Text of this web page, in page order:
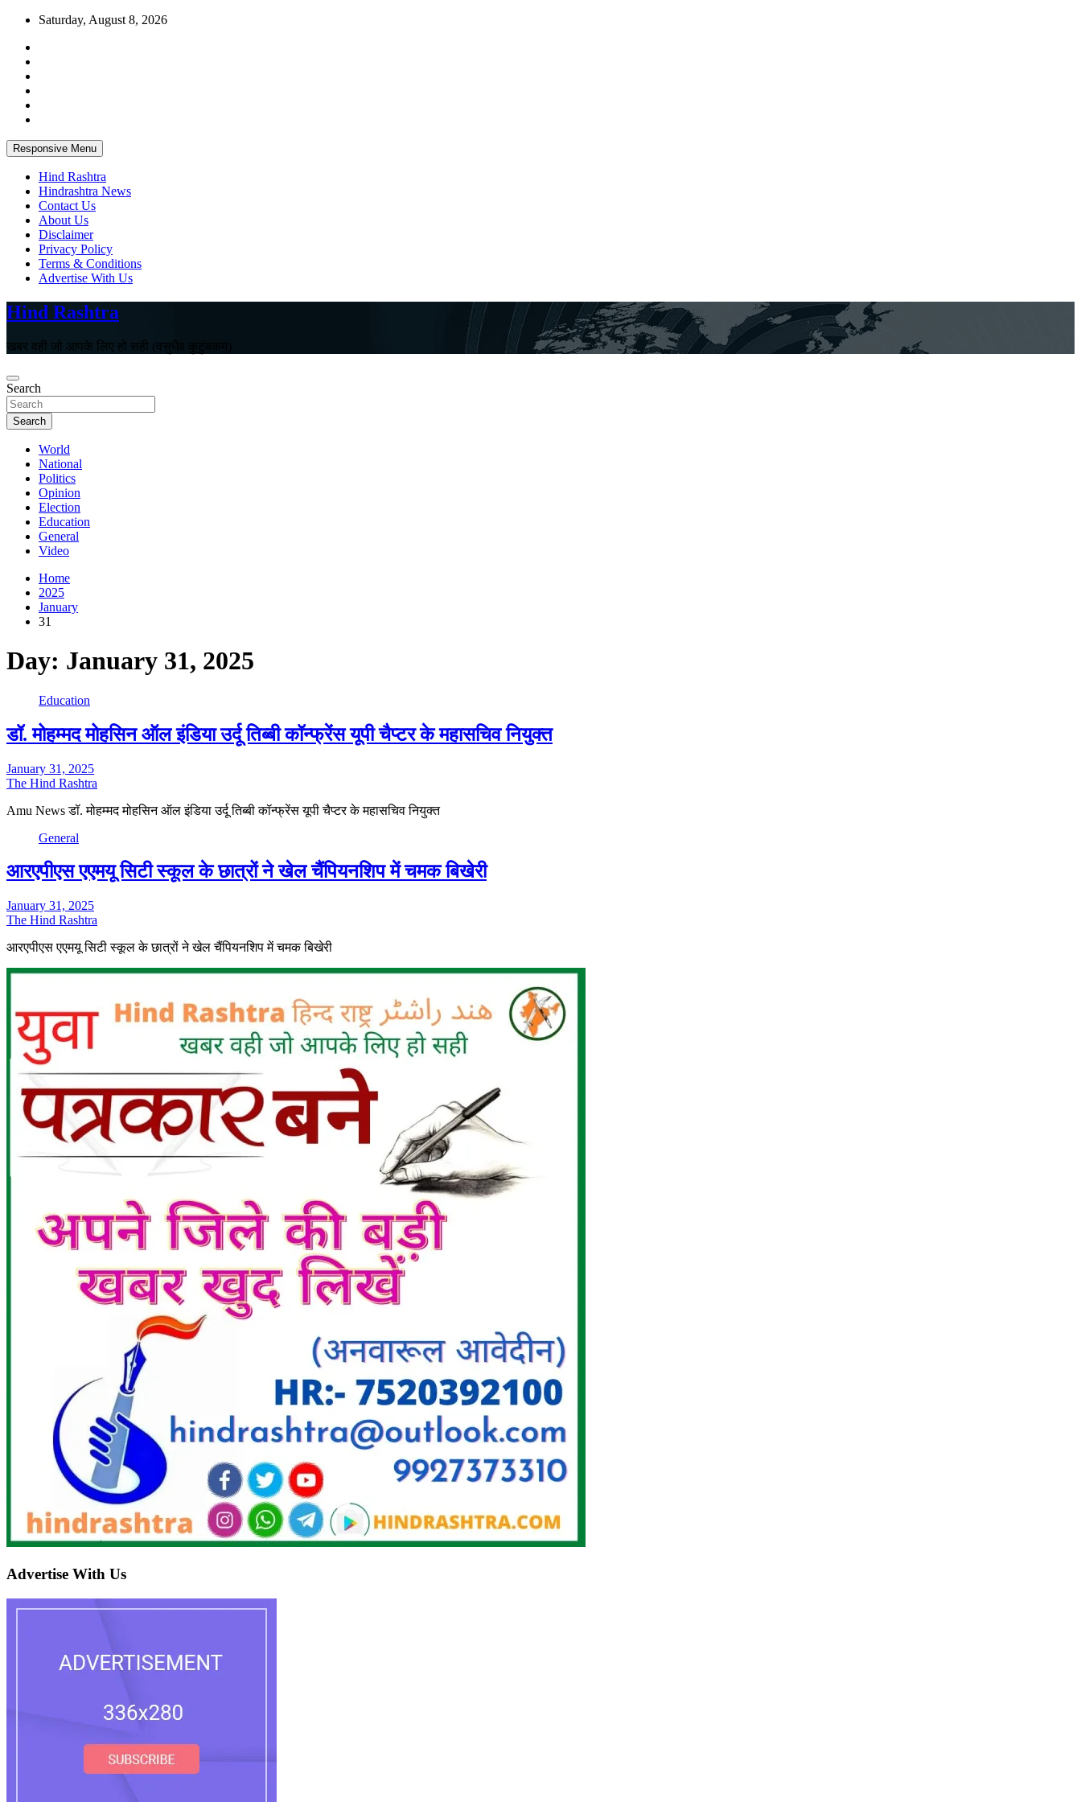
Skip
content
Saturday, August 8, 2026
Responsive Menu
Hind Rashtra
Hindrashtra News
Contact Us
About Us
Disclaimer
Privacy Policy
Terms & Conditions
Advertise With Us
Hind Rashtra
खबर वही जो आपके लिए हो सही (वसुधैव कुटुंबकम)
Search
Search
World
National
Politics
Opinion
Election
Education
General
Video
Home
2025
January
31
Day: January 31, 2025
Education
डॉ. मोहम्मद मोहसिन ऑल इंडिया उर्दू तिब्बी कॉन्फ्रेंस यूपी चैप्टर के महासचिव नियुक्त
January 31, 2025
The Hind Rashtra
Amu News डॉ. मोहम्मद मोहसिन ऑल इंडिया उर्दू तिब्बी कॉन्फ्रेंस यूपी चैप्टर के महासचिव नियुक्त
General
आरएपीएस एएमयू सिटी स्कूल के छात्रों ने खेल चैंपियनशिप में चमक बिखेरी
January 31, 2025
The Hind Rashtra
आरएपीएस एएमयू सिटी स्कूल के छात्रों ने खेल चैंपियनशिप में चमक बिखेरी
Advertise With Us